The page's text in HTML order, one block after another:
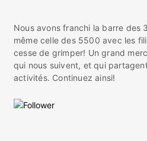
Nous avons franchi la barre des
même celle des 5500 avec les
cesse de grimper! Un grand
qui nous suivent, et qui
activités. Continuez ainsi!